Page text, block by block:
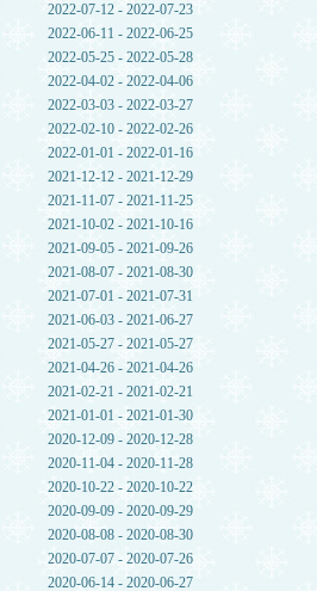
2022-07-12 - 2022-07-23
2022-06-11 - 2022-06-25
2022-05-25 - 2022-05-28
2022-04-02 - 2022-04-06
2022-03-03 - 2022-03-27
2022-02-10 - 2022-02-26
2022-01-01 - 2022-01-16
2021-12-12 - 2021-12-29
2021-11-07 - 2021-11-25
2021-10-02 - 2021-10-16
2021-09-05 - 2021-09-26
2021-08-07 - 2021-08-30
2021-07-01 - 2021-07-31
2021-06-03 - 2021-06-27
2021-05-27 - 2021-05-27
2021-04-26 - 2021-04-26
2021-02-21 - 2021-02-21
2021-01-01 - 2021-01-30
2020-12-09 - 2020-12-28
2020-11-04 - 2020-11-28
2020-10-22 - 2020-10-22
2020-09-09 - 2020-09-29
2020-08-08 - 2020-08-30
2020-07-07 - 2020-07-26
2020-06-14 - 2020-06-27